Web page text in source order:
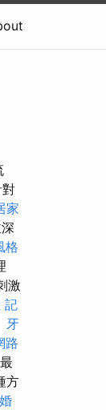
家
格
激
記
牙
路
方